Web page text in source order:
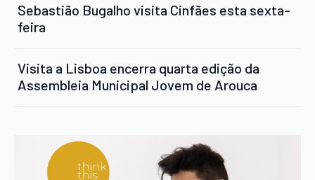
Sebastião Bugalho visita Cinfães esta sexta-
feira
Visita a Lisboa encerra quarta edição da
Assembleia Municipal Jovem de Arouca